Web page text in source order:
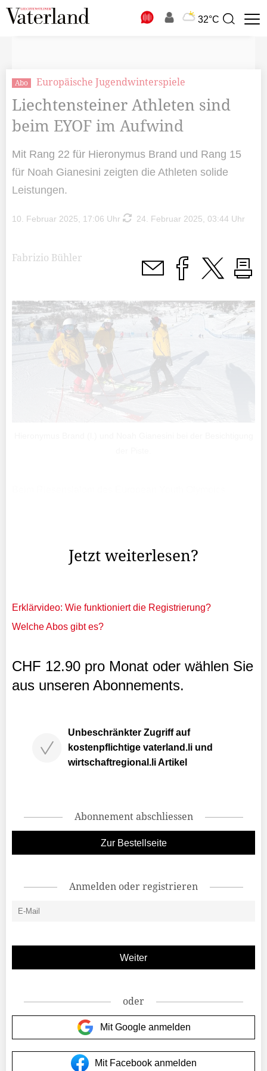
32°C
Suchbegriff
Abo Europäische Jugendwinterspiele
Liechtensteiner Athleten sind
beim EYOF im Aufwind
Mit Rang 22 für Hieronymus Brand und Rang 15
für Noah Gianesini zeigten die Athleten solide
Leistungen.
10. Februar 2025, 17:06 Uhr 24. Februar 2025, 03:44 Uhr
Fabrizio Bühler
Jetzt weiterlesen?
Erklärvideo: Wie funktioniert die Registrierung?
Welche Abos gibt es?
CHF 12.90 pro Monat oder wählen Sie
aus unseren Abonnements.
Unbeschränkter Zugriff auf
kostenpflichtige vaterland.li und
wirtschaftregional.li Artikel
Abonnement abschliessen
Zur Bestellseite
Anmelden oder registrieren
oder
Mit Google anmelden
Mit Facebook anmelden